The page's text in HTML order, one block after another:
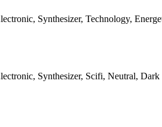
Synthesizer, Technology,
Synthesizer, Scifi, Neutral, Dark